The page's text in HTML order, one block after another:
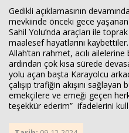
Gedikli açıklamasının
mevkiinde önceki gece
Sahil Yolu’nda araçları ile
maalesef hayatlarını
Allah’tan rahmet, acılı ailelerine
ardından çok kısa sürede
yolu açan başta Karayolcu
çalışıp trafiğin akışını sağlayan
emekçilere ve emeği geçen
teşekkür ederim” ifadelerini